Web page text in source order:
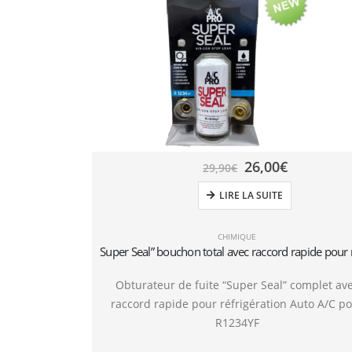
CHIMIQUE
Obturateur de fuite “Super Seal” complet
raccord rapide pour réfrigération Auto A/C
R1234YF
29,90€ 26,00€
LIRE LA SUITE